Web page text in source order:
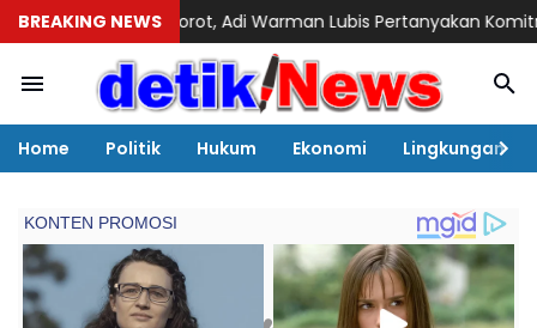
BREAKING NEWS
Disorot, Adi Warman Lubis Pertanyakan Komitmen terhadap
Home Politik Hukum Ekonomi Lingkungan